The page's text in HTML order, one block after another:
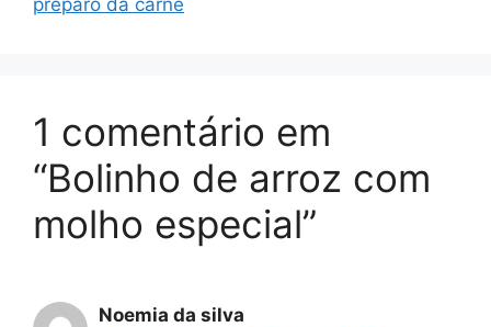
1 comentário em
“Bolinho de arroz com
molho especial”
Noemia da silva